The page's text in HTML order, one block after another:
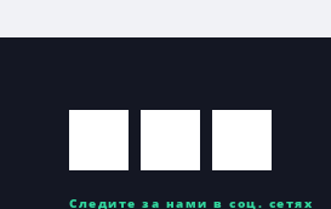
Следите за нами в соц. сетях